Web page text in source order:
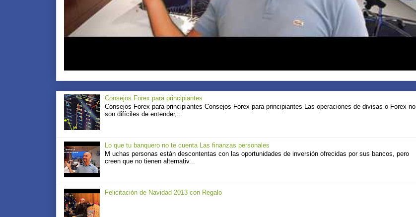
Consejos Forex para principiantes
Consejos Forex para principiantes Consejos Forex para principiantes Las operaciones de divisas o Forex no
son difíciles de entender,...
Lo que tu banquero no te cuenta Las finanzas personales
M uchas personas están descontentas con las oportunidades de inversión ofrecidas por sus bancos, pero
creen que no tienen alternativ...
Felicitación de Navidad 2013 con Regalo